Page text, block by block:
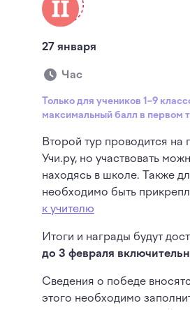
27 января
Час
Только для учеников 1–9
максимальный балл в первом
Второй тур проводится на
Учи.ру, но участвовать
находясь в школе. Также
необходимо быть
к учителю
Итоги и награды будут
до 3 февраля
Сведения о победе
этого необходимо